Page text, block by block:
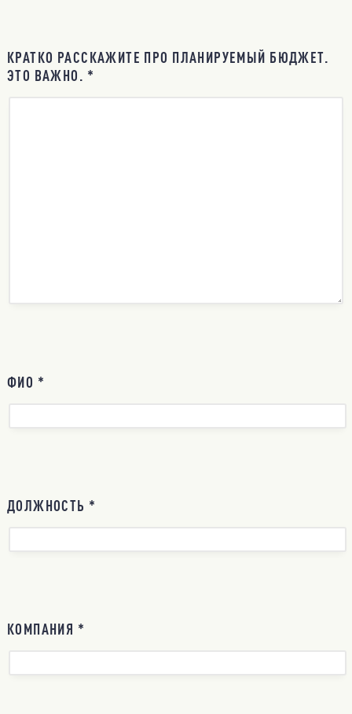
КРАТКО РАССКАЖИТЕ ПРО ПЛАНИРУЕМЫЙ БЮДЖЕТ.
ЭТО ВАЖНО. *
ФИО *
ДОЛЖНОСТЬ *
КОМПАНИЯ *